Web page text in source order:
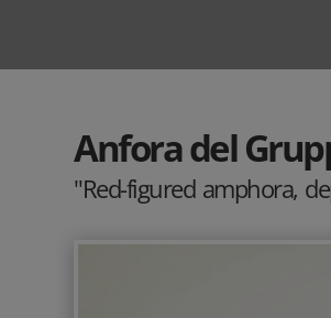
Anfora del
"Red-figured amphora,